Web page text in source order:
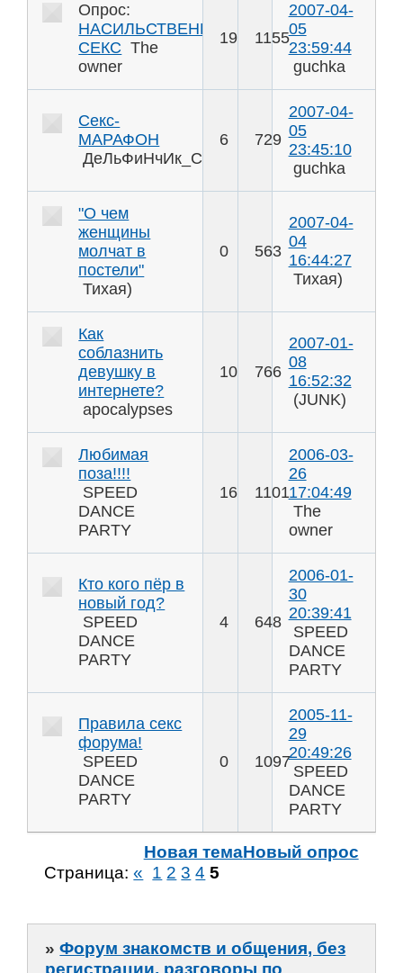
Опрос:
НАСИЛЬСТВЕННЫЙ
СЕКС The
owner
19 1155
2007-04-
05
23:59:44
guchka
Секс-
МАРАФОН
ДеЛьФиНчИк_Спб
6 729
2007-04-
05
23:45:10
guchka
"О чем
женщины
молчат в
постели"
Тихая)
0 563
2007-04-
04
16:44:27
Тихая)
Как
соблазнить
девушку в
интернете?
apocalypses
10 766
2007-01-
08
16:52:32
(JUNK)
Любимая
поза!!!!
SPEED
DANCE
PARTY
16 1101
2006-03-
26
17:04:49
The
owner
Кто кого пёр в
новый год?
SPEED
DANCE
PARTY
4 648
2006-01-
30
20:39:41
SPEED
DANCE
PARTY
Правила секс
форума!
SPEED
DANCE
PARTY
0 1097
2005-11-
29
20:49:26
SPEED
DANCE
PARTY
Новая темаНовый опрос
Страница:« 1 2 3 4 5
»Форум знакомств и общения, без
регистрации, разговоры по